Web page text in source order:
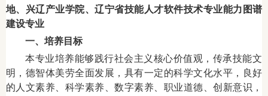
地、兴辽产业学院、辽宁省技能人才软件技术专业能力图谱
建设专业
一、培养目标
本专业培养能够践行社会主义核心价值观，传承技能文
明，德智体美劳全面发展，具有一定的科学文化水平，良好
的人文素养、科学素养、数字素养、职业道德、创新意识，